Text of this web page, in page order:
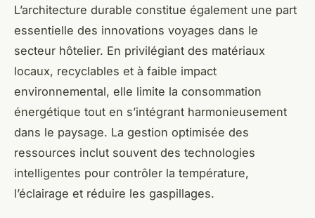
L’architecture durable constitue également une part
essentielle des innovations voyages dans le
secteur hôtelier. En privilégiant des matériaux
locaux, recyclables et à faible impact
environnemental, elle limite la consommation
énergétique tout en s’intégrant harmonieusement
dans le paysage. La gestion optimisée des
ressources inclut souvent des technologies
intelligentes pour contrôler la température,
l’éclairage et réduire les gaspillages.